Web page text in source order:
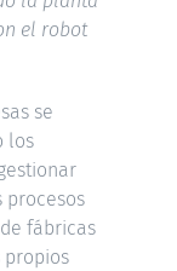
el robot
se
los
procesos
fábricas
propios